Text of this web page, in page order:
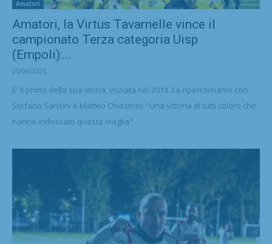
Amatori
Amatori, la Virtus Tavarnelle vince il
campionato Terza categoria Uisp
(Empoli):...
25/04/2026
E' il primo della sua storia, iniziata nel 2014. La ripercorriamo con
Stefano Sansini e Matteo Chiostrini: "Una vittoria di tutti coloro che
hanno indossato questa maglia"